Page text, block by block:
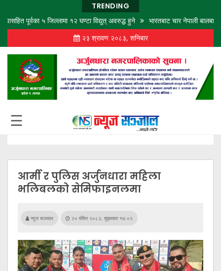
TRENDING
पूर्वका ५ जिल्लामा १२ घण्टा विद्युत् अवरुद्ध हुने
भारतबाट चार नेपाली बालबालिकाको
२३ श्रावण २०८३, शनिबार
☰
आर्मी र पुलिस अर्जुनधारा महिला
भलिबलको सेमिफाइनलमा
न्यूज सञ्जाल २० मंसिर २०८२, शुक्रबार १७:०२
पृष्ठ
समाज
विचार
शिक्षा
कला
सूचना
प्रविधि
अन्तर्वार्ता